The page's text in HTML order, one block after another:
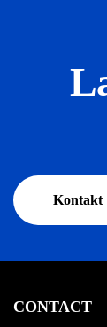
Kontakt
CONTACT